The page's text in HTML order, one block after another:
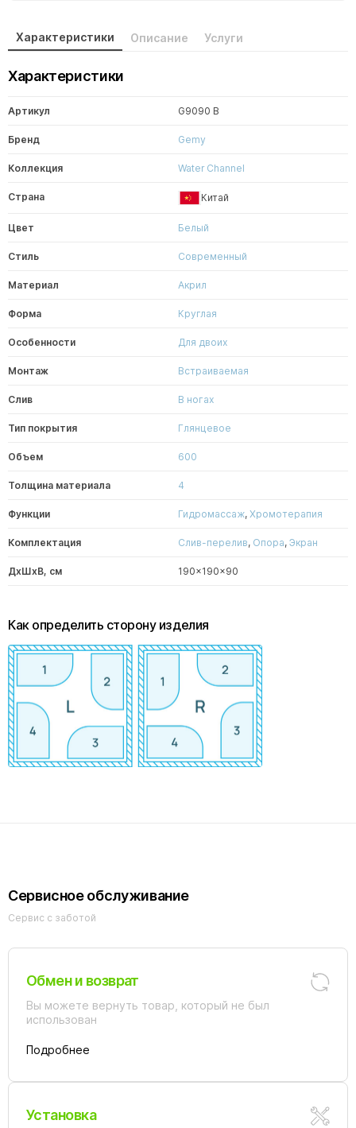
Характеристики Описание Услуги
Характеристики
Артикул G9090 B
Бренд Gemy
Коллекция Water Channel
Страна Китай
Цвет Белый
Стиль Современный
Материал Акрил
Форма Круглая
Особенности Для двоих
Монтаж Встраиваемая
Слив В ногах
Тип покрытия Глянцевое
Объем 600
Толщина материала 4
Функции Гидромассаж, Хромотерапия
Комплектация Слив-перелив, Опора, Экран
ДxШxВ, см 190x190x90
Как определить сторону изделия
Сервисное обслуживание
Сервис с заботой
Обмен и возврат
Вы можете вернуть товар, который не был
использован
Подробнее
Установка